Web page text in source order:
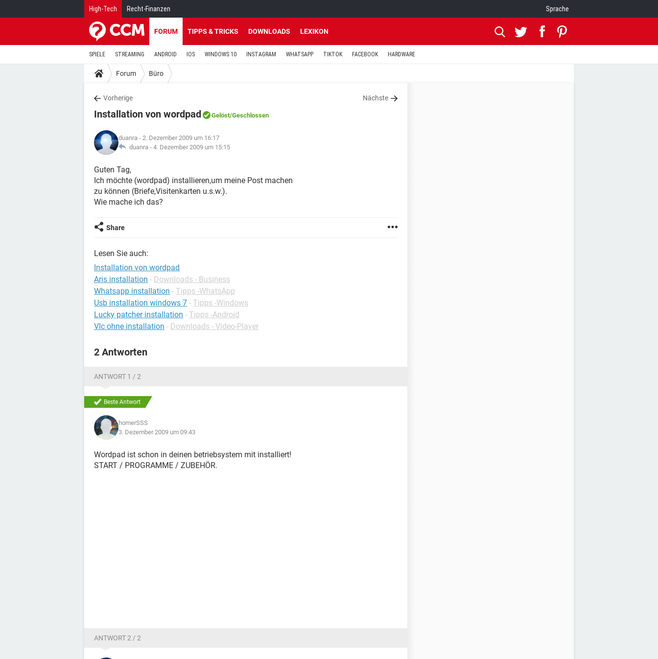
High-Tech Recht-Finanzen Sprache
FORUM TIPPS & TRICKS DOWNLOADS LEXIKON
SPIELE STREAMING ANDROID IOS WINDOWS 10 INSTAGRAM WHATSAPP TIKTOK FACEBOOK HARDWARE
Forum Büro
Vorherige Nächste
Installation von wordpad Gelöst/Geschlossen
duanra - 2. Dezember 2009 um 16:17
duanra - 4. Dezember 2009 um 15:15
Guten Tag,
Ich möchte (wordpad) installieren,um meine Post machen
zu können (Briefe,Visitenkarten u.s.w.).
Wie mache ich das?
Share
Lesen Sie auch:
Installation von wordpad
Aris installation - Downloads - Business
Whatsapp installation - Tipps -WhatsApp
Usb installation windows 7 - Tipps -Windows
Lucky patcher installation - Tipps -Android
Vlc ohne installation - Downloads - Video-Player
2 Antworten
ANTWORT 1 / 2
Beste Antwort
homerSSS
3. Dezember 2009 um 09:43
Wordpad ist schon in deinen betriebsystem mit installiert!
START / PROGRAMME / ZUBEHÖR.
ANTWORT 2 / 2